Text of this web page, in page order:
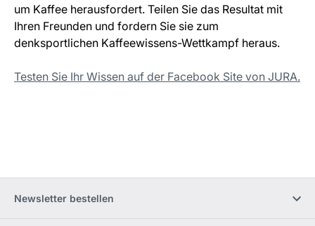
um Kaffee herausfordert. Teilen Sie das Resultat mit
Ihren Freunden und fordern Sie sie zum
denksportlichen Kaffeewissens-Wettkampf heraus.
Testen Sie Ihr Wissen auf der Facebook Site von JURA.
Newsletter bestellen